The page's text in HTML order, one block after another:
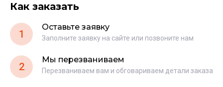
Как заказать
1
Оставьте заявку
Заполните заявку на сайте или позвоните нам
2
Мы перезваниваем
Перезваниваем вам и обговариваем детали заказа